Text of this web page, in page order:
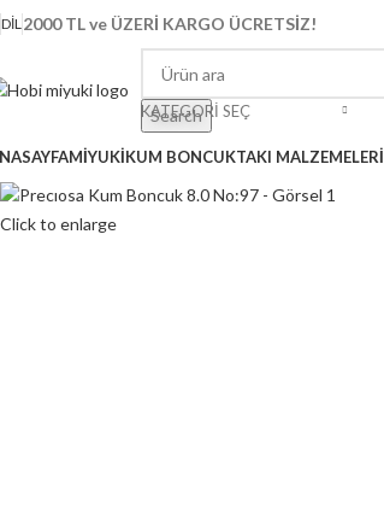
DIL2000 TL ve ÜZERİ KARGO ÜCRETSİZ!
KATEGORI SEÇ
Search
MİYUKİKUM BONCUKTAKI MALZEMELERİ
Click to enlarge